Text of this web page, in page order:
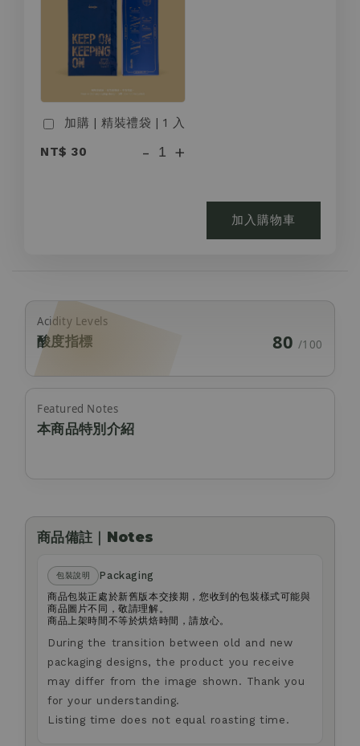
加購 | 精裝禮袋 | 1 入
NT$ 30
- +
加入購物車
Acidity Levels
酸度指標 80 /100
Featured Notes
本商品特別介紹
商品備註｜Notes
包裝說明
Packaging
商品包裝正處於新舊版本交接期，您收到的包裝樣式可能與
商品圖片不同，敬請理解。
商品上架時間不等於烘焙時間，請放心。
During the transition between old and new
packaging designs, the product you receive
may differ from the image shown. Thank you
for your understanding.
Listing time does not equal roasting time.